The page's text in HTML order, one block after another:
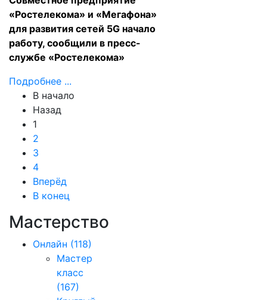
«Ростелекома» и «Мегафона»
для развития сетей 5G начало
работу, сообщили в пресс-
службе «Ростелекома»
Подробнее ...
В начало
Назад
1
2
3
4
Вперёд
В конец
Мастерство
Онлайн (118)
Мастер
класс
(167)